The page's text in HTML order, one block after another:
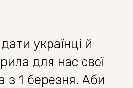
українці й
для нас свої
з 1 березня. Аби